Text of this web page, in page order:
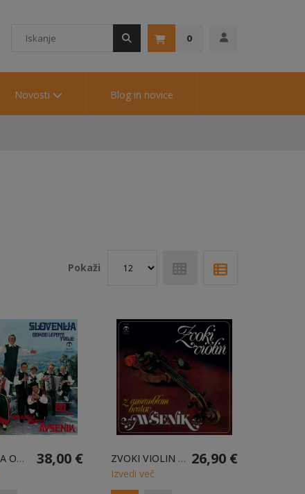
0
Novosti Blog in novice
Pokaži
SLOVENIJA ODKOD LEPOTE TVOJE - 2LP 38,00 € ZVOKI VIOLIN - LP 26,90 €
Izvedi več